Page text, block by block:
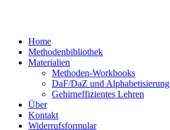
Home
Methodenbibliothek
Materialien
Methoden-Workbooks
DaF/DaZ und Alphabetisierung
Gehirneffizientes Lehren
Über
Kontakt
Widerrufsformular